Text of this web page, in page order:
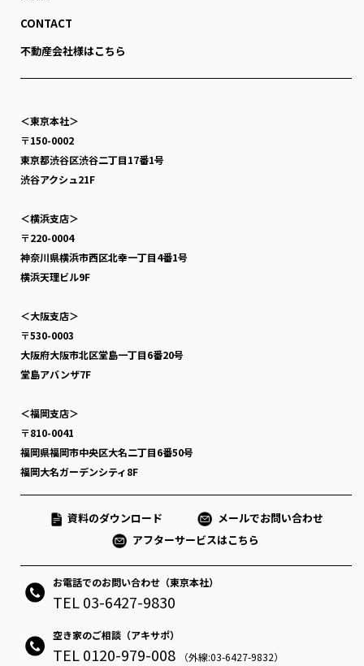
CONTACT
不動産会社様はこちら
＜東京本社＞
〒150-0002
東京都渋谷区渋谷二丁目17番1号
渋谷アクシュ21F
＜横浜支店＞
〒220-0004
神奈川県横浜市西区北幸一丁目4番1号
横浜天理ビル9F
＜大阪支店＞
〒530-0003
大阪府大阪市北区堂島一丁目6番20号
堂島アバンザ7F
＜福岡支店＞
〒810-0041
福岡県福岡市中央区大名二丁目6番50号
福岡大名ガーデンシティ8F
資料のダウンロード
メールでお問い合わせ
アフターサービスはこちら
お電話でのお問い合わせ（東京本社）
TEL 03-6427-9830
空き家のご相談（アキサポ）
TEL 0120-979-008 （外線:03-6427-9832）